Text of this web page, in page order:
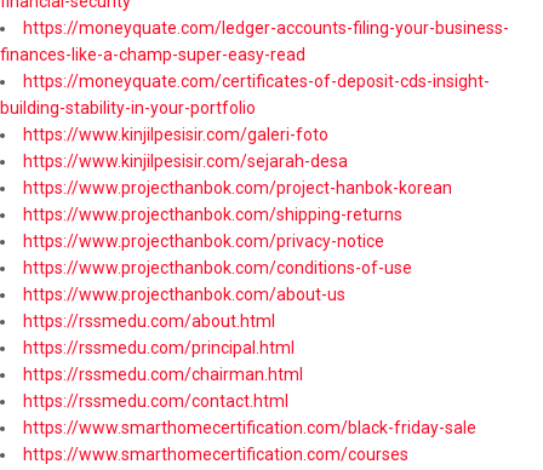
https://moneyquate.com/ledger-accounts-filing-your-business-
finances-like-a-champ-super-easy-read
https://moneyquate.com/certificates-of-deposit-cds-insight-
building-stability-in-your-portfolio
https://www.kinjilpesisir.com/galeri-foto
https://www.kinjilpesisir.com/sejarah-desa
https://www.projecthanbok.com/project-hanbok-korean
https://www.projecthanbok.com/shipping-returns
https://www.projecthanbok.com/privacy-notice
https://www.projecthanbok.com/conditions-of-use
https://www.projecthanbok.com/about-us
https://rssmedu.com/about.html
https://rssmedu.com/principal.html
https://rssmedu.com/chairman.html
https://rssmedu.com/contact.html
https://www.smarthomecertification.com/black-friday-sale
https://www.smarthomecertification.com/courses